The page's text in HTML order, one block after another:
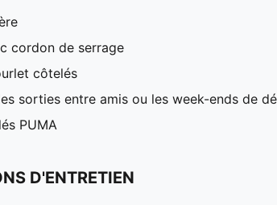
cordon de serrage
côtelés
sorties entre amis ou les week-ends de
PUMA
D'ENTRETIEN